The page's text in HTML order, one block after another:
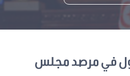
في مرصد مجلس